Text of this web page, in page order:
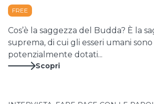
FREE
Cos’è la saggezza del Budda? È la
suprema, di cui gli esseri umani sono
potenzialmente dotati...
Scopri